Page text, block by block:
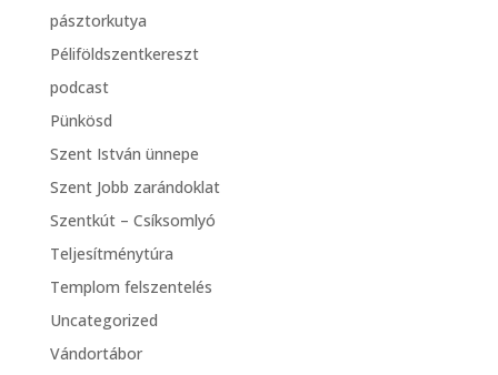
pásztorkutya
Péliföldszentkereszt
podcast
Pünkösd
Szent István ünnepe
Szent Jobb zarándoklat
Szentkút – Csíksomlyó
Teljesítménytúra
Templom felszentelés
Uncategorized
Vándortábor